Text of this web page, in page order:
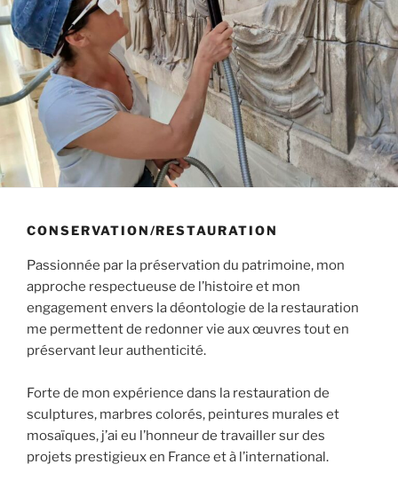
CONSERVATION/RESTAURATION
Passionnée par la préservation du patrimoine, mon
approche respectueuse de l’histoire et mon
engagement envers la déontologie de la restauration
me permettent de redonner vie aux œuvres tout en
préservant leur authenticité.
Forte de mon expérience dans la restauration de
sculptures, marbres colorés, peintures murales et
mosaïques, j’ai eu l’honneur de travailler sur des
projets prestigieux en France et à l’international.